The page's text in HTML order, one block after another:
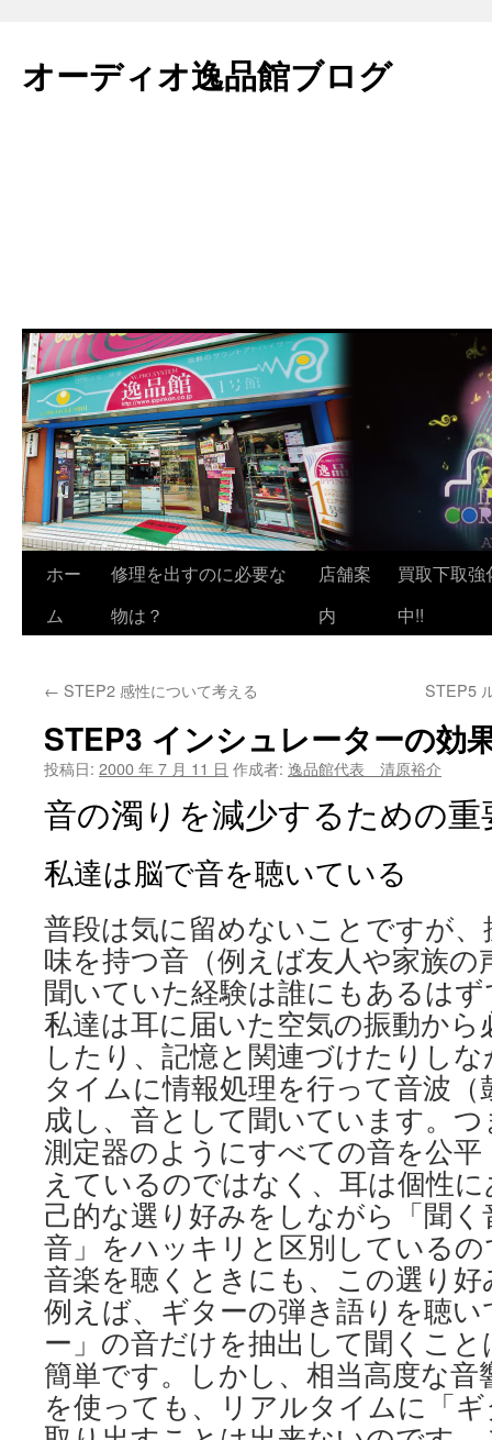
テ
ン
オーディオ逸品館ブログ
ホー
ム
修理を出すのに必要な
物は？
店舗案
内
買取下取強
中!!
← STEP2 感性について考える STEP5
STEP3 インシュレーターの効
投稿日: 2000 年 7 月 11 日 作成者: 逸品館代表 清原裕介
音の濁りを減少するための
私達は脳で音を聴いている
普段は気に留めないことですが
味を持つ音（例えば友人や家族
聞いていた経験は誰にもあるは
私達は耳に届いた空気の振動か
したり、記憶と関連づけたりし
タイムに情報処理を行って音波
成し、音として聞いています。
測定器のようにすべての音を公
えているのではなく、耳は個性
己的な選り好みをしながら「聞
音」をハッキリと区別している
音楽を聴くときにも、この選り
例えば、ギターの弾き語りを聴
ー」の音だけを抽出して聞くこ
簡単です。しかし、相当高度な
を使っても、リアルタイムに「